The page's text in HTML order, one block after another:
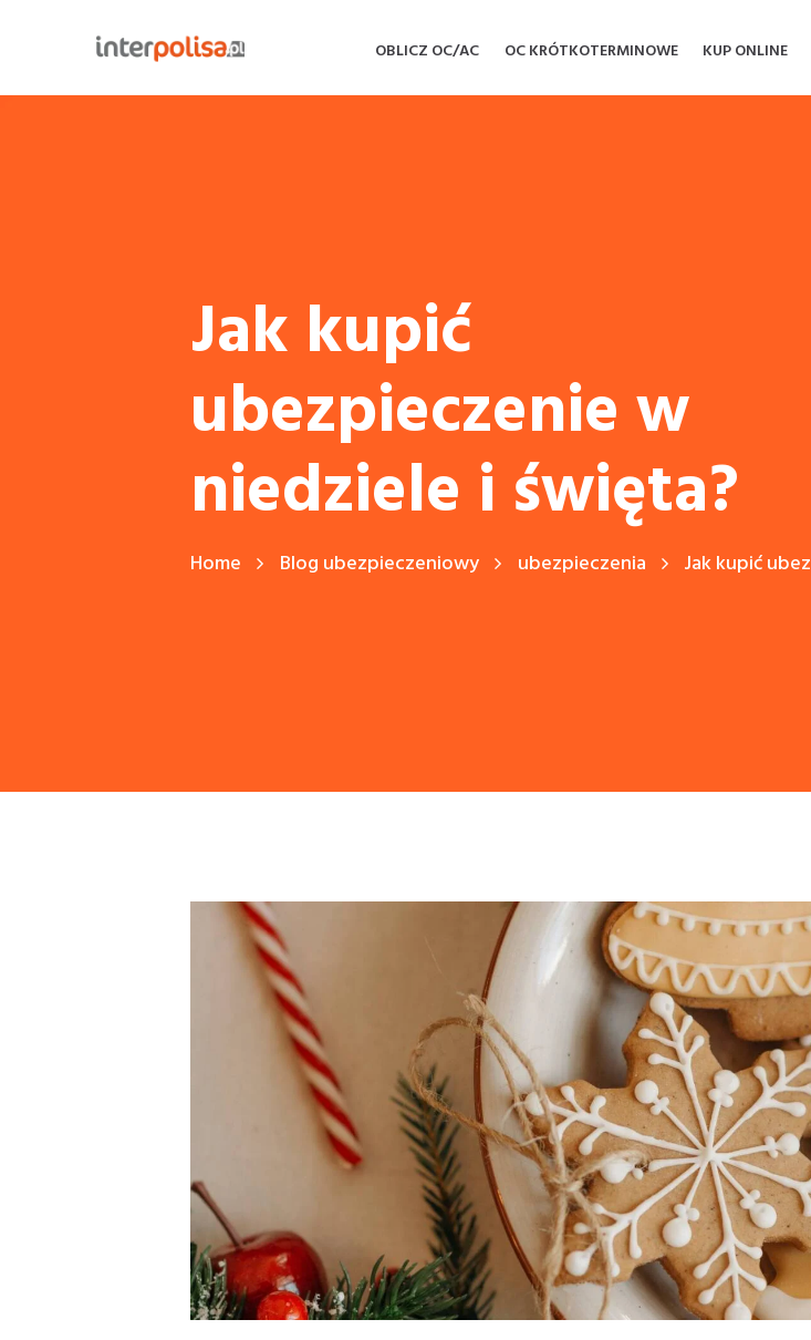
OBLICZ OC/AC OC KRÓTKOTERMINOWE KUP ONLINE
Jak kupić
ubezpieczenie w
niedziele i święta?
Home Blog ubezpieczeniowy ubezpieczenia Jak kupić